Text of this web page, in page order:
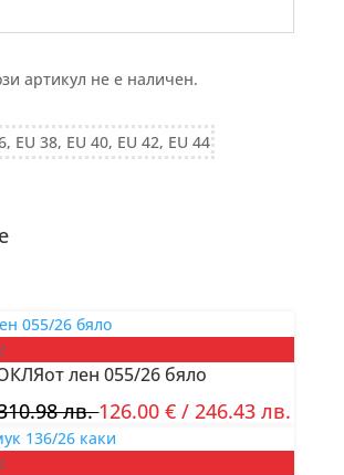
артикул не е наличен.
EU 38, EU 40, EU 42, EU 44
лен 055/26 бяло
лв.126.00€ / 246.43 лв.